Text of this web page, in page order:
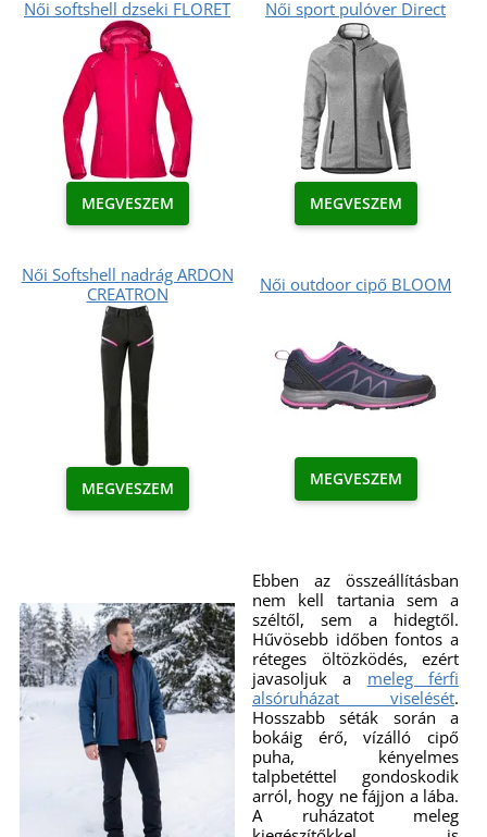
Női softshell dzseki FLORET
MEGVESZEM
Női sport pulóver Direct
MEGVESZEM
Női Softshell nadrág ARDON
CREATRON
MEGVESZEM
Női outdoor cipő BLOOM
MEGVESZEM
Ebben az összeállításban
nem kell tartania sem a
széltől, sem a hidegtől.
Hűvösebb időben fontos a
réteges öltözködés, ezért
javasoljuk a meleg férfi
alsóruházat viselését.
Hosszabb séták során a
bokáig érő, vízálló cipő
puha, kényelmes
talpbetéttel gondoskodik
arról, hogy ne fájjon a lába.
A ruházatot meleg